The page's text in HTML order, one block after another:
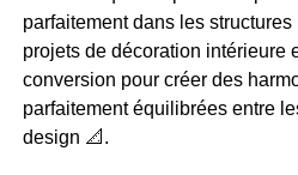
parfaitement dans les
projets de décoration intérieure
conversion pour créer des
parfaitement équilibrées entre
design 📐.